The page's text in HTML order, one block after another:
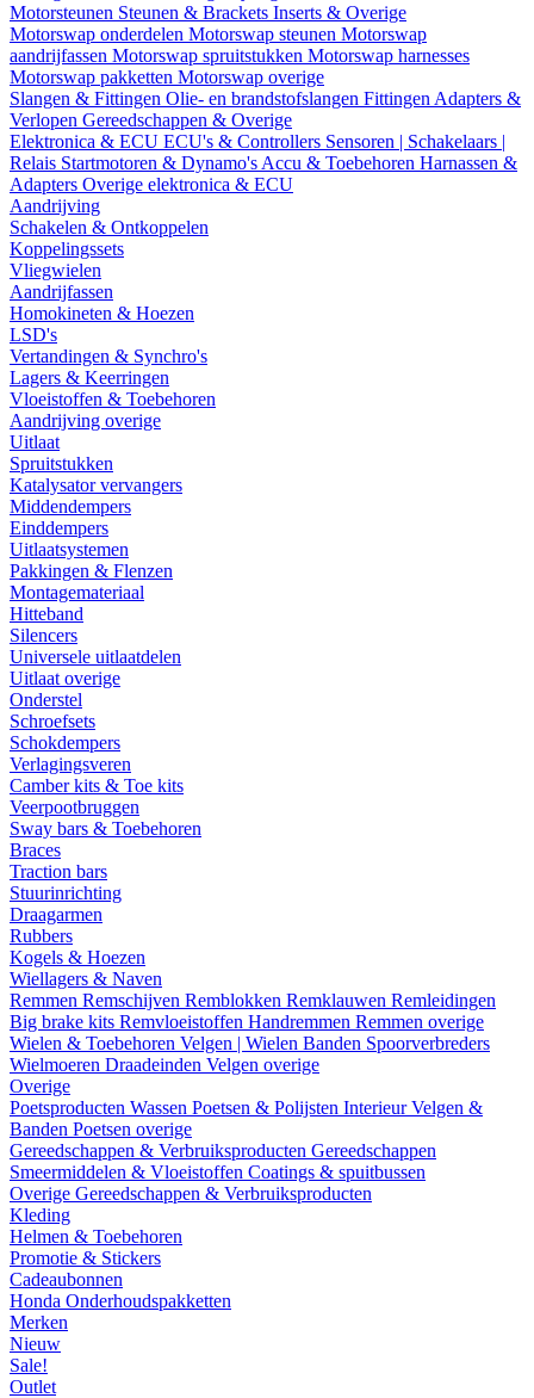
Motorsteunen Steunen & Brackets Inserts & Overige
Motorswap onderdelen Motorswap steunen Motorswap
aandrijfassen Motorswap spruitstukken Motorswap harnesses
Motorswap pakketten Motorswap overige
Slangen & Fittingen Olie- en brandstofslangen Fittingen Adapters &
Verlopen Gereedschappen & Overige
Elektronica & ECU ECU's & Controllers Sensoren | Schakelaars |
Relais Startmotoren & Dynamo's Accu & Toebehoren Harnassen &
Adapters Overige elektronica & ECU
Aandrijving
Schakelen & Ontkoppelen
Koppelingssets
Vliegwielen
Aandrijfassen
Homokineten & Hoezen
LSD's
Vertandingen & Synchro's
Lagers & Keerringen
Vloeistoffen & Toebehoren
Aandrijving overige
Uitlaat
Spruitstukken
Katalysator vervangers
Middendempers
Einddempers
Uitlaatsystemen
Pakkingen & Flenzen
Montagemateriaal
Hitteband
Silencers
Universele uitlaatdelen
Uitlaat overige
Onderstel
Schroefsets
Schokdempers
Verlagingsveren
Camber kits & Toe kits
Veerpootbruggen
Sway bars & Toebehoren
Braces
Traction bars
Stuurinrichting
Draagarmen
Rubbers
Kogels & Hoezen
Wiellagers & Naven
Remmen Remschijven Remblokken Remklauwen Remleidingen
Big brake kits Remvloeistoffen Handremmen Remmen overige
Wielen & Toebehoren Velgen | Wielen Banden Spoorverbreders
Wielmoeren Draadeinden Velgen overige
Overige
Poetsproducten Wassen Poetsen & Polijsten InterieurVelgen &
Banden Poetsen overige
Gereedschappen & Verbruiksproducten Gereedschappen
Smeermiddelen & Vloeistoffen Coatings & spuitbussen
Overige Gereedschappen & Verbruiksproducten
Kleding
Helmen & Toebehoren
Promotie & Stickers
Cadeaubonnen
Honda Onderhoudspakketten
Merken
Nieuw
Sale!
Outlet